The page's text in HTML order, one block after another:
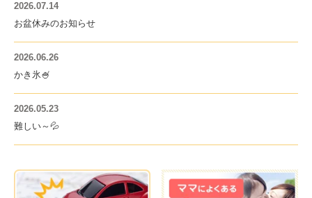
2026.07.14
お盆休みのお知らせ
2026.06.26
かき氷🍧
2026.05.23
難しい～💦